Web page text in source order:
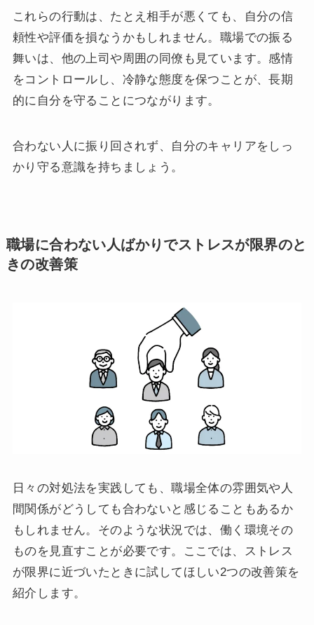
これらの行動は、たとえ相手が悪くても、自分の信
頼性や評価を損なうかもしれません。職場での振る
舞いは、他の上司や周囲の同僚も見ています。感情
をコントロールし、冷静な態度を保つことが、長期
的に自分を守ることにつながります。
合わない人に振り回されず、自分のキャリアをしっ
かり守る意識を持ちましょう。
職場に合わない人ばかりでストレスが限界のと
きの改善策
日々の対処法を実践しても、職場全体の雰囲気や人
間関係がどうしても合わないと感じることもあるか
もしれません。そのような状況では、働く環境その
ものを見直すことが必要です。ここでは、ストレス
が限界に近づいたときに試してほしい2つの改善策を
紹介します。